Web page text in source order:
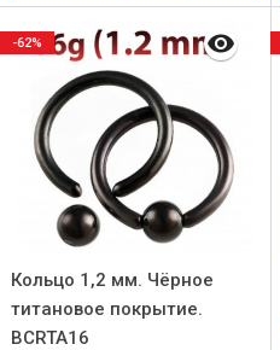
Кольцо 1,2 мм. Чёрное
титановое покрытие.
BCRTA16
-62%